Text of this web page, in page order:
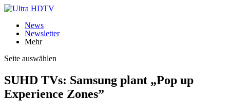
News
Newsletter
Mehr
Seite auswählen
SUHD TVs: Samsung plant „Pop up
Experience Zones”